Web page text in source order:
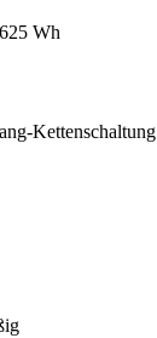
Wh
Kettenschaltung